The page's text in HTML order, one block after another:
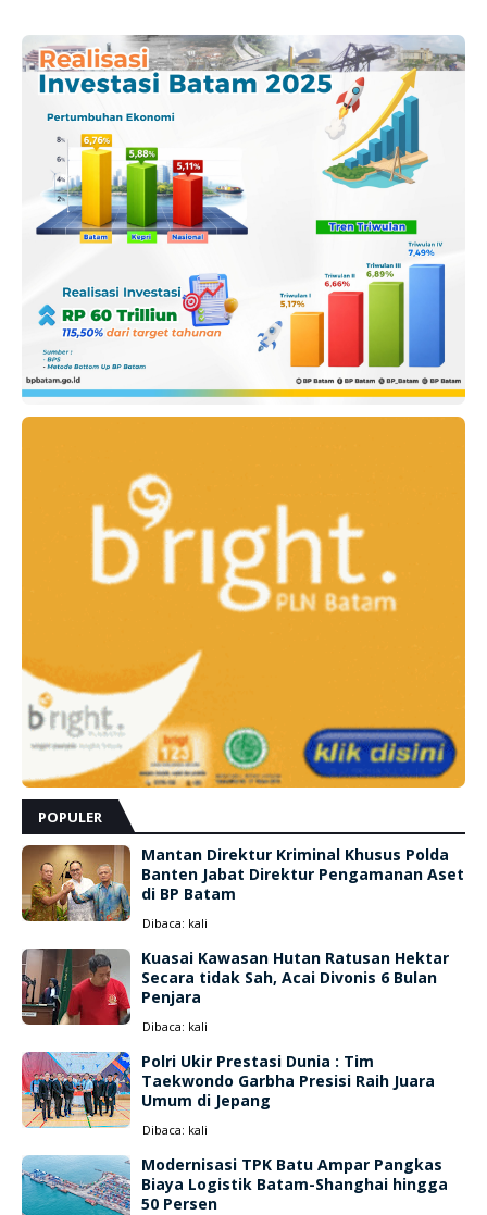
POPULER
Mantan Direktur Kriminal Khusus Polda
Banten Jabat Direktur Pengamanan Aset
di BP Batam
Dibaca: kali
Kuasai Kawasan Hutan Ratusan Hektar
Secara tidak Sah, Acai Divonis 6 Bulan
Penjara
Dibaca: kali
Polri Ukir Prestasi Dunia : Tim
Taekwondo Garbha Presisi Raih Juara
Umum di Jepang
Dibaca: kali
Modernisasi TPK Batu Ampar Pangkas
Biaya Logistik Batam-Shanghai hingga
50 Persen